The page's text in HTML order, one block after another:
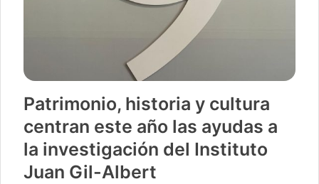
Patrimonio, historia y cultura
centran este año las ayudas a
la investigación del Instituto
Juan Gil-Albert